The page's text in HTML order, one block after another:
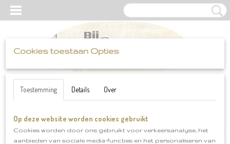
Inloggen Registreren UW WINKELWAGEN
Home >Katia>Peques>Peques klnr 84934
Cookies toestaan Opties
Toestemming Details Over
Op deze website worden cookies gebruikt
Cookies worden door ons gebruikt voor verkeersanalyse, het
aanbieden van sociale media-functies en het personaliseren van